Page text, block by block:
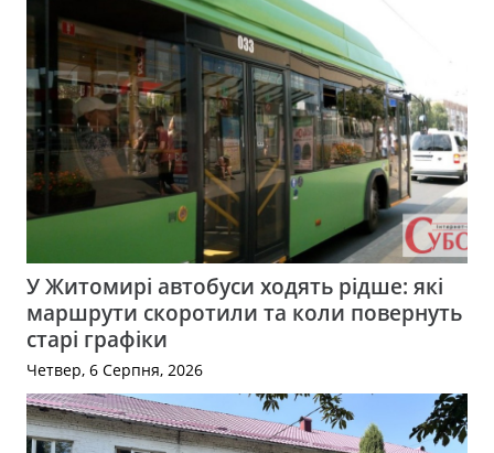
У Житомирі автобуси ходять рідше: які
маршрути скоротили та коли повернуть
старі графіки
Четвер, 6 Серпня, 2026